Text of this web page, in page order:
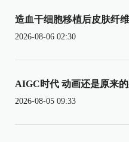
造血干细胞移植后皮肤纤
2026-08-06 02:30
AIGC时代 动画还是原来
2026-08-05 09:33